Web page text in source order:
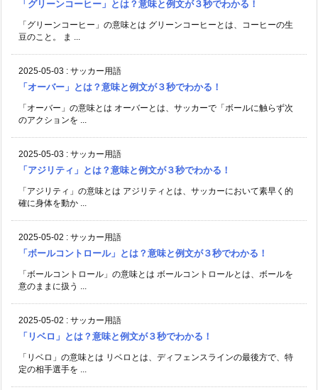
「グリーンコーヒー」とは？意味と例文が３秒でわかる！
「グリーンコーヒー」の意味とは グリーンコーヒーとは、コーヒーの生
豆のこと。 ま ...
2025-05-03 : サッカー用語
「オーバー」とは？意味と例文が３秒でわかる！
「オーバー」の意味とは オーバーとは、サッカーで「ボールに触らず次
のアクションを ...
2025-05-03 : サッカー用語
「アジリティ」とは？意味と例文が３秒でわかる！
「アジリティ」の意味とは アジリティとは、サッカーにおいて素早く的
確に身体を動か ...
2025-05-02 : サッカー用語
「ボールコントロール」とは？意味と例文が３秒でわかる！
「ボールコントロール」の意味とは ボールコントロールとは、ボールを
意のままに扱う ...
2025-05-02 : サッカー用語
「リベロ」とは？意味と例文が３秒でわかる！
「リベロ」の意味とは リベロとは、ディフェンスラインの最後方で、特
定の相手選手を ...